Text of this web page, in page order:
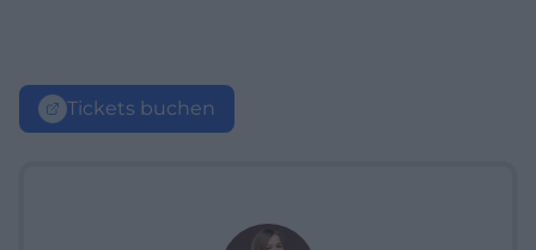
Tickets buchen